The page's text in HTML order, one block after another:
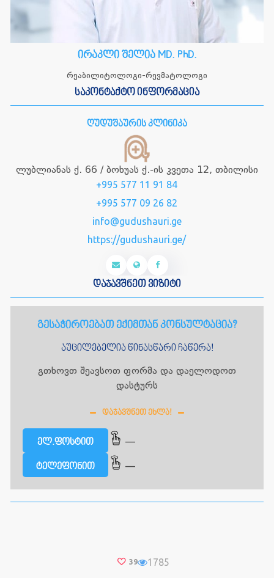
ირაკლი შელია MD. PhD.
რეაბილიტოლოგი-რევმატოლოგი
საკონტაქტო ინფორმაცია
ღუდუშაურის კლინიკა
ლუბლიანას ქ. 66 / ბოხუას ქ.-ის კვეთა 12, თბილისი
+995 577 11 91 84
+995 577 09 26 82
info@gudushauri.ge
https://gudushauri.ge/
დაჯავშნეთ ვიზიტი
გესაჭიროებათ ექიმთან კონსულტაცია?
აუცილებელია წინასწარი ჩაწერა!
გთხოვთ შეავსოთ ფორმა და დაელოდოთ
დასტურს
ᲓᲐᲯᲐᲕᲨᲜᲔᲗ ᲔᲮᲚᲐ!
ელ.ფოსტით —
ტელეფონით —
39 1785